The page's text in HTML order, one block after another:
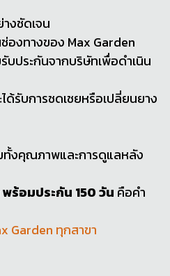
งชัดเจน
องทางของ Max Garden
บประกันจากบริษัทเพื่อดำเนิน
รับการชดเชยหรือเปลี่ยนยาง
งคุณภาพและการดูแลหลัง
ร้อมประกัน 150 วัน คือคำ
Garden ทุกสาขา